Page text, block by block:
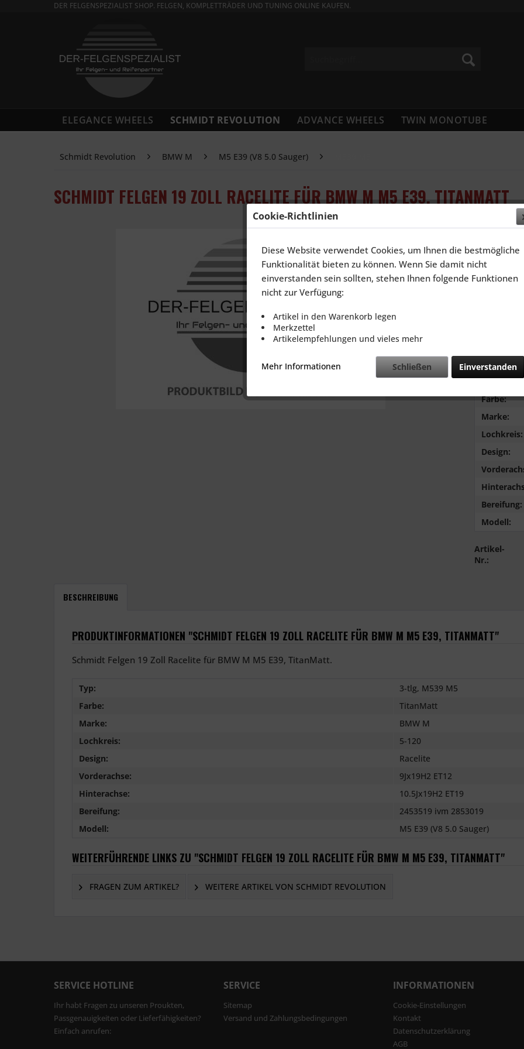
DER FELGENSPEZIALIST SHOP. FELGEN, KOMPLETTRÄDER UND TUNING ONLINE KAUFEN.
ELEGANCE WHEELS SCHMIDT REVOLUTION ADVANCE WHEELS TWIN MONOTUBE
Schmidt Revolution BMW M M5 E39 (V8 5.0 Sauger)
SCHMIDT FELGEN 19 ZOLL RACELITE FÜR BMW M M5 E39, TITANMATT
Inhalt:4
inkl. MwSt.
Lieferzeit
Typ:
Farbe:
Marke:
Lochkreis:
Design:
Bereifung:
Modell:
Artikel-
Nr.:
BESCHREIBUNG
PRODUKTINFORMATIONEN "SCHMIDT FELGEN 19 ZOLL RACELITE FÜR BMW M M5 E39, TITANMATT"
Schmidt Felgen 19 Zoll Racelite für BMW M M5 E39, TitanMatt.
Typ:
3-tlg, M539 M5
Farbe:
TitanMatt
Marke:
BMW M
Lochkreis:
5-120
Design:
Racelite
Vorderachse:
9Jx19H2 ET12
Hinterachse:
10.5Jx19H2 ET19
Bereifung:
2453519 ivm 2853019
Modell:
M5 E39 (V8 5.0 Sauger)
WEITERFÜHRENDE LINKS ZU "SCHMIDT FELGEN 19 ZOLL RACELITE FÜR BMW M M5 E39, TITANMATT"
FRAGEN ZUM ARTIKEL? WEITERE ARTIKEL VON SCHMIDT REVOLUTION
SERVICE HOTLINE
Ihr habt Fragen zu unseren Proukten,
Passgenauigkeiten oder Lieferfähigkeiten?
Einfach anrufen:
SERVICE
Sitemap
Versand und Zahlungsbedingungen
INFORMATIONEN
Cookie-Einstellungen
Kontakt
Datenschutzerklärung
AGB
Cookie-Richtlinien
Diese Website verwendet Cookies, um Ihnen die bestmögliche
Funktionalität bieten zu können. Wenn Sie damit nicht
einverstanden sein sollten, stehen Ihnen folgende Funktionen
nicht zur Verfügung:
Artikel in den Warenkorb legen
Merkzettel
Artikelempfehlungen und vieles mehr
Mehr Informationen Einverstanden
Schließen